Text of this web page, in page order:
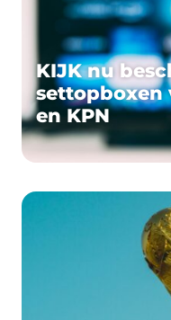
KIJK nu
settopboxen
en KPN